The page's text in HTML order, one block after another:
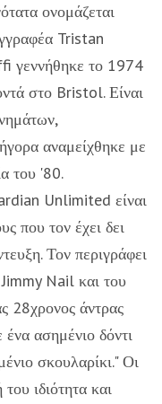
ονομάζεται
Tristan
γεννήθηκε το 1974
στο Bristol. Είναι
αναμείχθηκε με
του '80.
Unlimited είναι
που τον έχει δει
Τον περιγράφει
Nail και του
28χρονος άντρας
ασημένιο δόντι
σκουλαρίκι." Οι
ιδιότητα και